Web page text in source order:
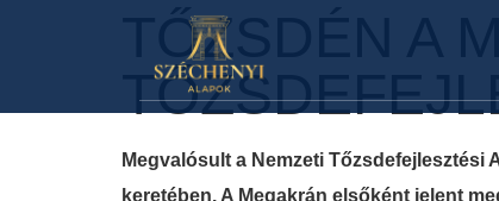
TŐZSDÉN A
Megvalósult a Nemzeti
keretében. A Megakrán elsőként jelent